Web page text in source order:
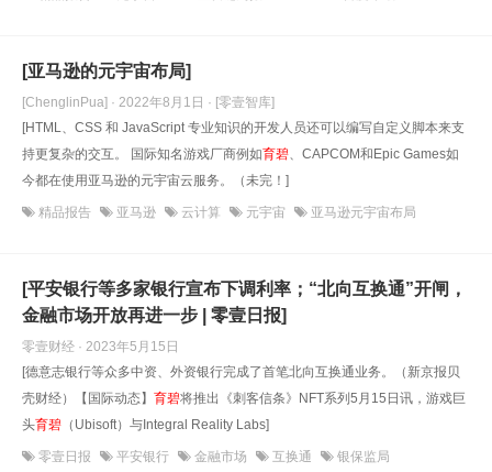
[亚马逊的元宇宙布局]
[ChenglinPua] · 2022年8月1日 · [零壹智库]
[HTML、CSS 和 JavaScript 专业知识的开发人员还可以编写自定义脚本来支
持更复杂的交互。 国际知名游戏厂商例如育碧、CAPCOM和Epic Games如
今都在使用亚马逊的元宇宙云服务。（未完！]
精品报告 亚马逊 云计算 元宇宙 亚马逊元宇宙布局
[平安银行等多家银行宣布下调利率；“北向互换通”开闸，
金融市场开放再进一步 | 零壹日报]
零壹财经 · 2023年5月15日
[德意志银行等众多中资、外资银行完成了首笔北向互换通业务。（新京报贝
壳财经）【国际动态】 育碧将推出《刺客信条》NFT系列5月15日讯，游戏巨
头育碧 （Ubisoft）与Integral Reality Labs]
零壹日报 平安银行 金融市场 互换通 银保监局